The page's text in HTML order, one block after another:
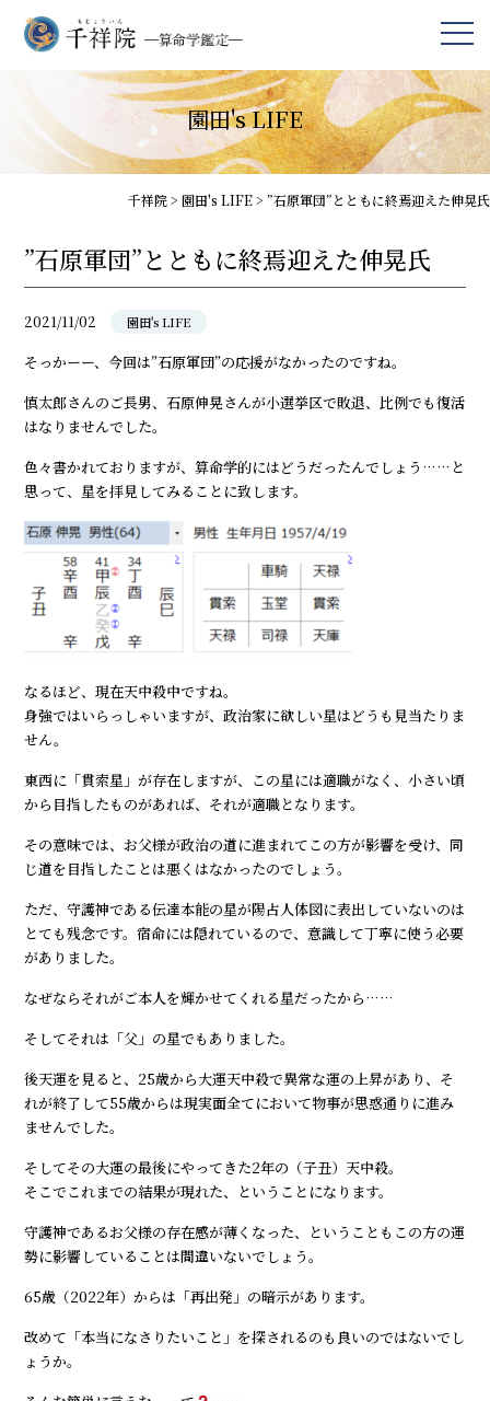
園田's LIFE
千祥院> 園田's LIFE> ”石原軍団”とともに終焉迎えた伸晃氏
”石原軍団”とともに終焉迎えた伸晃氏
2021/11/02 園田's LIFE
そっかーー、今回は”石原軍団”の応援がなかったのですね。
慎太郎さんのご長男、石原伸晃さんが小選挙区で敗退、比例でも復活
はなりませんでした。
色々書かれておりますが、算命学的にはどうだったんでしょう……と
思って、星を拝見してみることに致します。
なるほど、現在天中殺中ですね。
身強ではいらっしゃいますが、政治家に欲しい星はどうも見当たりま
せん。
東西に「貫索星」が存在しますが、この星には適職がなく、小さい頃
から目指したものがあれば、それが適職となります。
その意味では、お父様が政治の道に進まれてこの方が影響を受け、同
じ道を目指したことは悪くはなかったのでしょう。
ただ、守護神である伝達本能の星が陽占人体図に表出していないのは
とても残念です。宿命には隠れているので、意識して丁寧に使う必要
がありました。
なぜならそれがご本人を輝かせてくれる星だったから……
そしてそれは「父」の星でもありました。
後天運を見ると、25歳から大運天中殺で異常な運の上昇があり、そ
れが終了して55歳からは現実面全てにおいて物事が思惑通りに進み
ませんでした。
そしてその大運の最後にやってきた2年の（子丑）天中殺。
そこでこれまでの結果が現れた、ということになります。
守護神であるお父様の存在感が薄くなった、ということもこの方の運
勢に影響していることは間違いないでしょう。
65歳（2022年）からは「再出発」の暗示があります。
改めて「本当になさりたいこと」を探されるのも良いのではないでし
ょうか。